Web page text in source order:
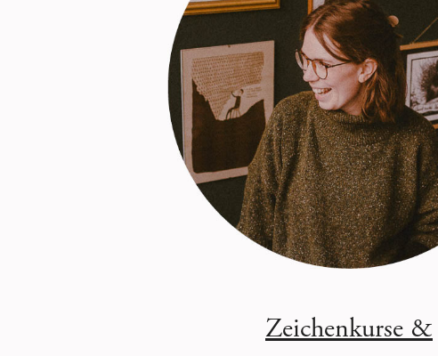
Zeichenkurse &